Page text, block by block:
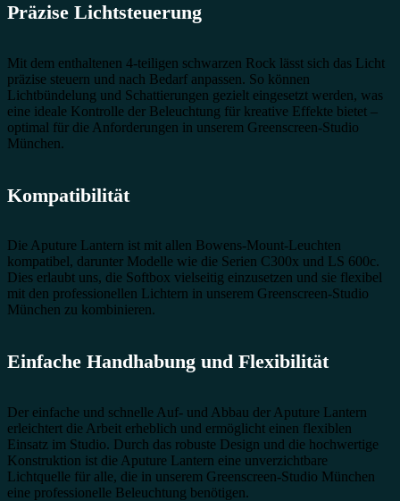
Präzise Lichtsteuerung
Mit dem enthaltenen 4-teiligen schwarzen Rock lässt sich das Licht
präzise steuern und nach Bedarf anpassen. So können
Lichtbündelung und Schattierungen gezielt eingesetzt werden, was
eine ideale Kontrolle der Beleuchtung für kreative Effekte bietet –
optimal für die Anforderungen in unserem Greenscreen-Studio
München.
Kompatibilität
Die Aputure Lantern ist mit allen Bowens-Mount-Leuchten
kompatibel, darunter Modelle wie die Serien C300x und LS 600c.
Dies erlaubt uns, die Softbox vielseitig einzusetzen und sie flexibel
mit den professionellen Lichtern in unserem Greenscreen-Studio
München zu kombinieren.
Einfache Handhabung und Flexibilität
Der einfache und schnelle Auf- und Abbau der Aputure Lantern
erleichtert die Arbeit erheblich und ermöglicht einen flexiblen
Einsatz im Studio. Durch das robuste Design und die hochwertige
Konstruktion ist die Aputure Lantern eine unverzichtbare
Lichtquelle für alle, die in unserem Greenscreen-Studio München
eine professionelle Beleuchtung benötigen.